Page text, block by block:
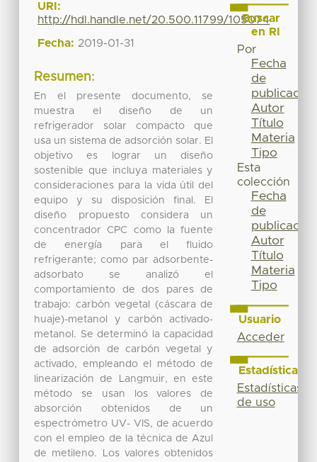
URI:
http://hdl.handle.net/20.500.11799/105074
Fecha: 2019-01-31
Resumen:
En el presente documento, se
muestra el diseño de un
refrigerador solar compacto que
usa un sistema de adsorción solar. El
objetivo es lograr un diseño
sostenible que incluya materiales y
consideraciones para la vida útil del
equipo y su disposición final. El
diseño propuesto considera un
concentrador CPC como la fuente
de energía para el fluido
refrigerante; como par adsorbente-
adsorbato se analizó el
comportamiento de dos pares de
trabajo: carbón vegetal (cáscara de
huaje)-metanol y carbón activado-
metanol. Se determinó la capacidad
de adsorción de carbón vegetal y
activado, empleando el método de
linearización de Langmuir, en este
método se usan los valores de
absorción obtenidos de un
espectrómetro UV- VIS, de acuerdo
con el empleo de la técnica de Azul
de metileno. Los valores obtenidos
Buscar
en RI
Por
Fecha
de
publicación
Autor
Título
Materia
Tipo
Esta
colección
Fecha
de
publicación
Autor
Título
Materia
Tipo
Usuario
Acceder
Estadísticas
Estadísticas
de uso